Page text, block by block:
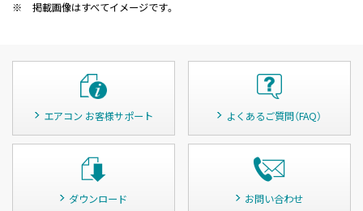
※
掲載画像はすべてイメージです。
エアコン お客様サポート よくあるご質問（FAQ）
ダウンロード お問い合わせ